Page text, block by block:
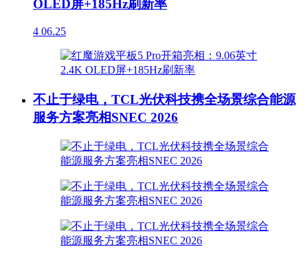
OLED屏+185Hz刷新率
4 06.25
不止于绿电，TCL光伏科技携全场景综合能源
服务方案亮相SNEC 2026